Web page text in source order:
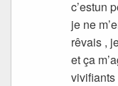
c’estun
je ne
rêvais ,
et ça
vivifiants